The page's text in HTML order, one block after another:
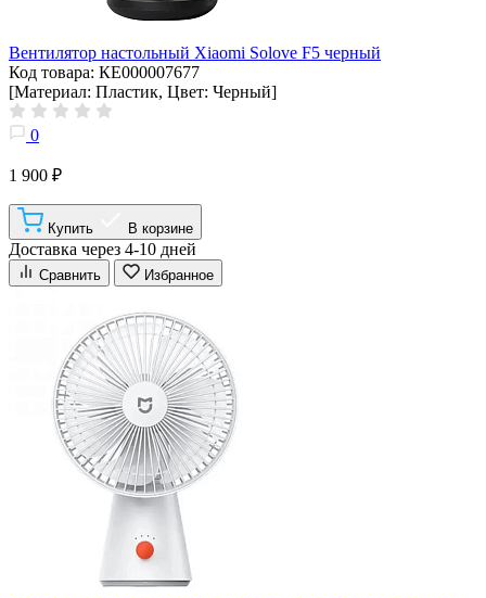
Вентилятор настольный Xiaomi Solove F5 черный
Код товара: КЕ000007677
[Материал: Пластик, Цвет: Черный]
0
1 900 ₽
Купить В корзине
Доставка через 4-10 дней
Сравнить Избранное